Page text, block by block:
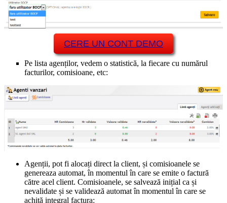
CERE UN CONT DEMO
Pe lista agenților, vedem o statistică, la fiecare cu numărul
facturilor, comisioane, etc:
Agenții, pot fi alocați direct la client, și comisioanele se
genereaza automat, în momentul în care se emite o factură
către acel client. Comisioanele, se salvează inițial ca și
nevalidate și se validează automat în momentul în care se
achită integral factura: